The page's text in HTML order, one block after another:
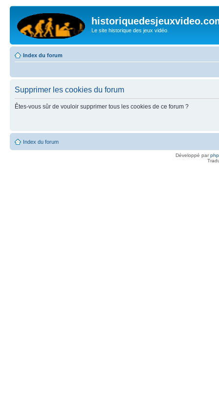
Le site historique des jeux vidéo.
Index du forum
Supprimer les cookies du forum
Êtes-vous sûr de vouloir supprimer tous les cookies de ce forum ?
Index du forum
Développé par